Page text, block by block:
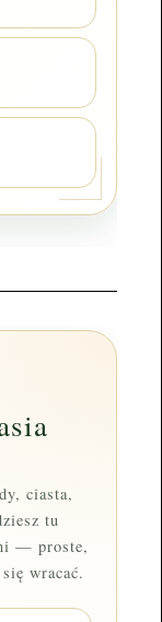
ciasta,
tu
— proste,
wracać.